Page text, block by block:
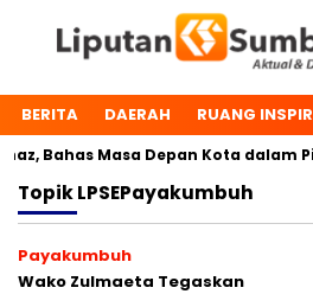
BERITA DAERAH RUANG
Bahas Masa Depan Kota dalam
TopikLPSEPayakumbuh
Payakumbuh
Wako Zulmaeta Tegaskan